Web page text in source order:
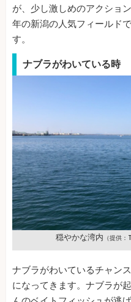
が、少し激しめのアクショ
年の新潟の人気フィールド
す。
ナブラがわいている時
穏やかな湾内 （提供：
ナブラがわいているチャン
になってきます。ナブラが